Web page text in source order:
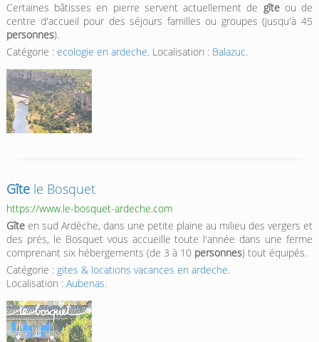
Certaines bâtisses en pierre servent actuellement de gîteou de
centre d'accueil pour des séjours familles ou groupes (jusqu'à 45
personnes).
Catégorie : ecologie en ardeche. Localisation : Balazuc.
Gîtele Bosquet
https://www.le-bosquet-ardeche.com
Gîteen sud Ardèche, dans une petite plaine au milieu des vergers et
des prés, le Bosquet vous accueille toute l'année dans une ferme
comprenant six hébergements (de 3 à 10 personnes) tout équipés.
Catégorie : gites & locations vacances en ardeche.
Localisation : Aubenas.